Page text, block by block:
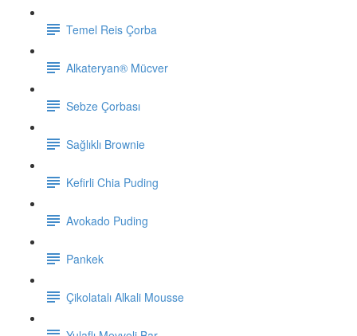
Temel Reis Çorba
Alkateryan® Mücver
Sebze Çorbası
Sağlıklı Brownie
Kefirli Chia Puding
Avokado Puding
Pankek
Çikolatalı Alkali Mousse